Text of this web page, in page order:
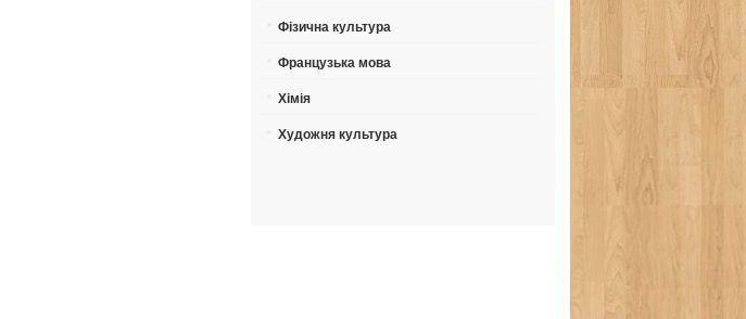
Фізична культура
Французька мова
Хімія
Художня культура